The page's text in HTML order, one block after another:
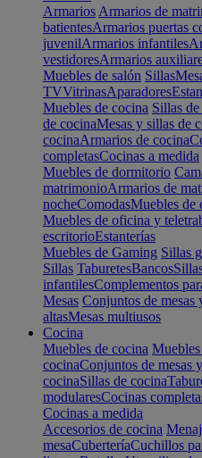
Armarios Armarios de
batientesArmarios puertas
juvenilArmarios infantiles
vestidoresArmarios
Muebles de salón Sillas
TVVitrinasAparadores
Muebles de cocina Sillas
de cocinaMesas y sillas de
cocinaArmarios de cocina
completasCocinas a medida
Muebles de dormitorio
matrimonioArmarios de
nocheComodasMuebles de
Muebles de oficina y
escritorioEstanterías
Muebles de Gaming Sillas
Sillas TaburetesBancos
infantilesComplementos
Mesas Conjuntos de mesas
altasMesas multiusos
Cocina
Muebles de cocina
cocinaConjuntos de mesas
cocinaSillas de cocina
modularesCocinas
Cocinas a medida
Accesorios de cocina
mesaCuberteríaCuchillos